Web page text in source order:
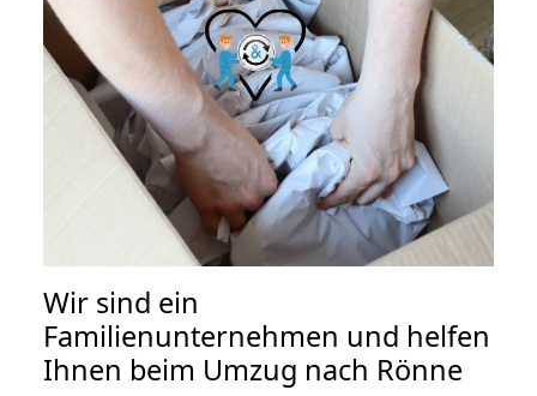
Wir sind ein
Familienunternehmen und helfen
Ihnen beim Umzug nach Rönne